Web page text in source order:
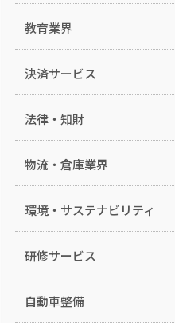
教育業界
決済サービス
法律・知財
物流・倉庫業界
環境・サステナビリティ
研修サービス
自動車整備